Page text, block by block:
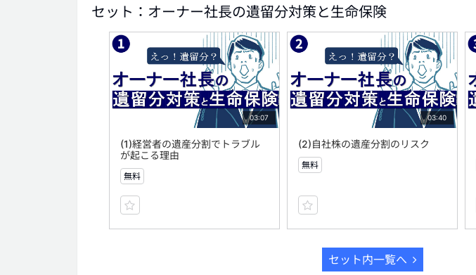
セット：オーナー社長の遺留分対策と生命保険
03:07
(1)経営者の遺産分割でトラブル
が起こる理由
無料
03:40
(2)自社株の遺産分割のリスク
無料
セット内一覧へ